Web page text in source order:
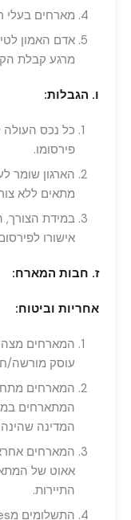
מארחים בעלי
מרגע קבלת
ו. הגבלות:
כל נכס העולה
פירסומו.
הארגון שומר
מתאים ללא
במידת הצורך,
אישורו
ז. חבות המארח:
אחריות וביטוח:
המארחים
עוסק מורשה/
המארחים
המתארחים
המדינה
המארחים
אאוט של
התיירות.